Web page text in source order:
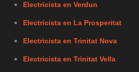
Electricista en Verdun
Electricista en La Prosperitat
Electricista en Trinitat Nova
Electricista en Trinitat Vella